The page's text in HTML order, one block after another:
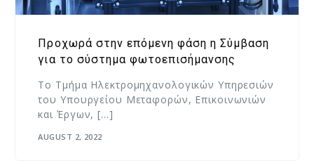
Προχωρά στην επόμενη φάση η Σύμβαση
για το σύστημα φωτοεπισήμανσης
Το Τμήμα Ηλεκτρομηχανολογικών Υπηρεσιών
του Υπουργείου Μεταφορών, Επικοινωνιών
και Έργων, […]
AUGUST 2, 2022